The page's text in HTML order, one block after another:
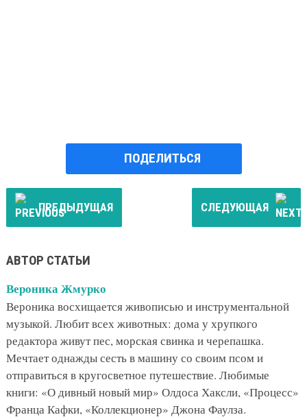
ПОДЕЛИТЬСЯ
ПРЕДЫДУЩАЯ СЛЕДУЮЩАЯ
АВТОР СТАТЬИ
Вероника Жмурко
Вероника восхищается живописью и инструментальной
музыкой. Любит всех животных: дома у хрупкого
редактора живут пес, морская свинка и черепашка.
Мечтает однажды сесть в машину со своим псом и
отправиться в кругосветное путешествие. Любимые
книги: «О дивный новый мир» Олдоса Хаксли, «Процесс»
Франца Кафки, «Коллекционер» Джона Фаулза.